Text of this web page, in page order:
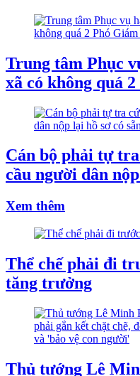
Trung tâm Phục
xã có không quá
Cán bộ phải tự
cầu người dân
Xem thêm
Thể chế phải đi
tăng trưởng
Thủ tướng Lê